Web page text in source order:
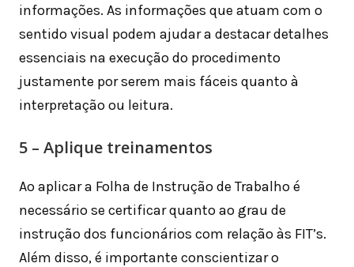
informações. As informações que atuam com o
sentido visual podem ajudar a destacar detalhes
essenciais na execução do procedimento
justamente por serem mais fáceis quanto à
interpretação ou leitura.
5 – Aplique treinamentos
Ao aplicar a Folha de Instrução de Trabalho é
necessário se certificar quanto ao grau de
instrução dos funcionários com relação às FIT’s.
Além disso, é importante conscientizar o